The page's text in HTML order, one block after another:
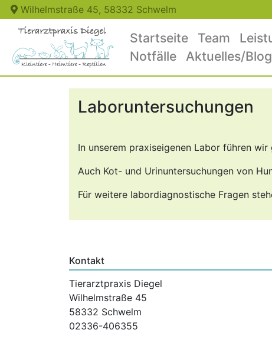
Wilhelmstraße 45, 58332 Schwelm
Startseite Team
Notfälle
Aktuelles/Blog
Laboruntersuchungen
In unserem praxiseigenen Labor führen
Auch Kot- und Urinuntersuchungen von
Für weitere labordiagnostische Fragen
Kontakt
Tierarztpraxis Diegel
Wilhelmstraße 45
58332 Schwelm
02336-406355